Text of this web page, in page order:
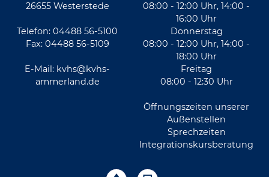
26655 Westerstede
Telefon: 04488 56-5100
Fax: 04488 56-5109
E-Mail: kvhs@kvhs-
ammerland.de
08:00 - 12:00 Uhr, 14:00 -
16:00 Uhr
Donnerstag
08:00 - 12:00 Uhr, 14:00 -
18:00 Uhr
Freitag
08:00 - 12:30 Uhr
Öffnungszeiten unserer
Außenstellen
Sprechzeiten
Integrationskursberatung